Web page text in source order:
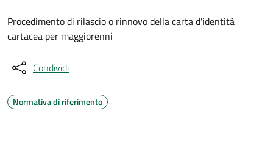
Procedimento di rilascio o rinnovo della carta d'identità
cartacea per maggiorenni
Condividi
Normativa di riferimento